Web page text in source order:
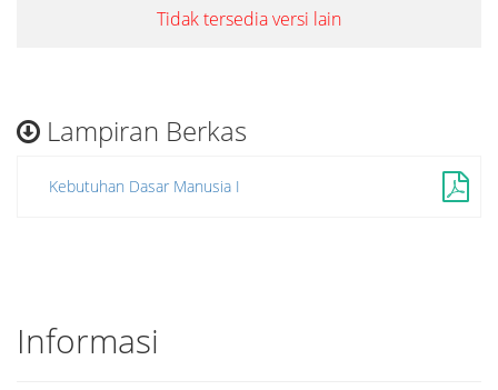
Tidak tersedia versi lain
Lampiran Berkas
Kebutuhan Dasar Manusia I
Informasi